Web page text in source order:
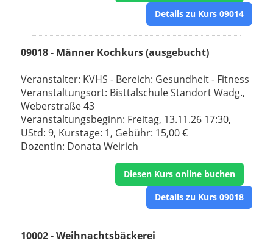
Details zu Kurs 09014
09018 - Männer Kochkurs (ausgebucht)
Veranstalter: KVHS - Bereich: Gesundheit - Fitness
Veranstaltungsort: Bisttalschule Standort Wadg.,
Weberstraße 43
Veranstaltungsbeginn: Freitag, 13.11.26 17:30,
UStd: 9, Kurstage: 1, Gebühr: 15,00 €
DozentIn: Donata Weirich
Diesen Kurs online buchen
Details zu Kurs 09018
10002 - Weihnachtsbäckerei